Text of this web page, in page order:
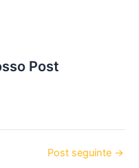
Post
Post seguinte →